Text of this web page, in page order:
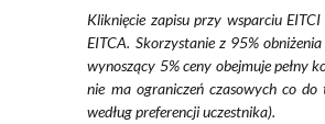
Kliknięcie zapisu przy wsparciu
EITCA. Skorzystanie z 95%
wynoszący 5% ceny obejmuje pełny
nie ma ograniczeń czasowych co
według preferencji uczestnika).